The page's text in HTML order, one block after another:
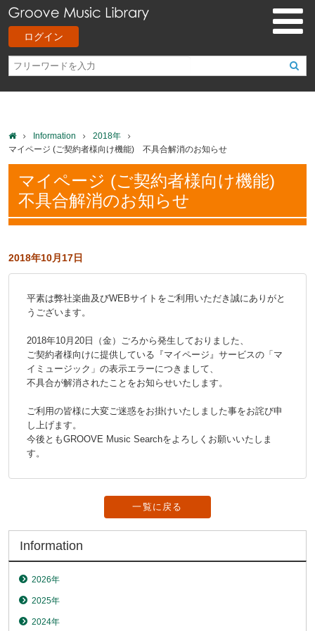
ログイン
Information
2018年
マイページ (ご契約者様向け機能) 不具合解消のお知らせ
マイページ (ご契約者様向け機能)
不具合解消のお知らせ
2018年10月17日
平素は弊社楽曲及びWEBサイトをご利用いただき誠にありがと
うございます。
2018年10月20日（金）ごろから発生しておりました、
ご契約者様向けに提供している『マイページ』サービスの「マ
イミュージック」の表示エラーにつきまして、
不具合が解消されたことをお知らせいたします。
ご利用の皆様に大変ご迷惑をお掛けいたしました事をお詫び申
し上げます。
今後ともGROOVE Music Searchをよろしくお願いいたしま
す。
一覧に戻る
Information
2026年
2025年
2024年